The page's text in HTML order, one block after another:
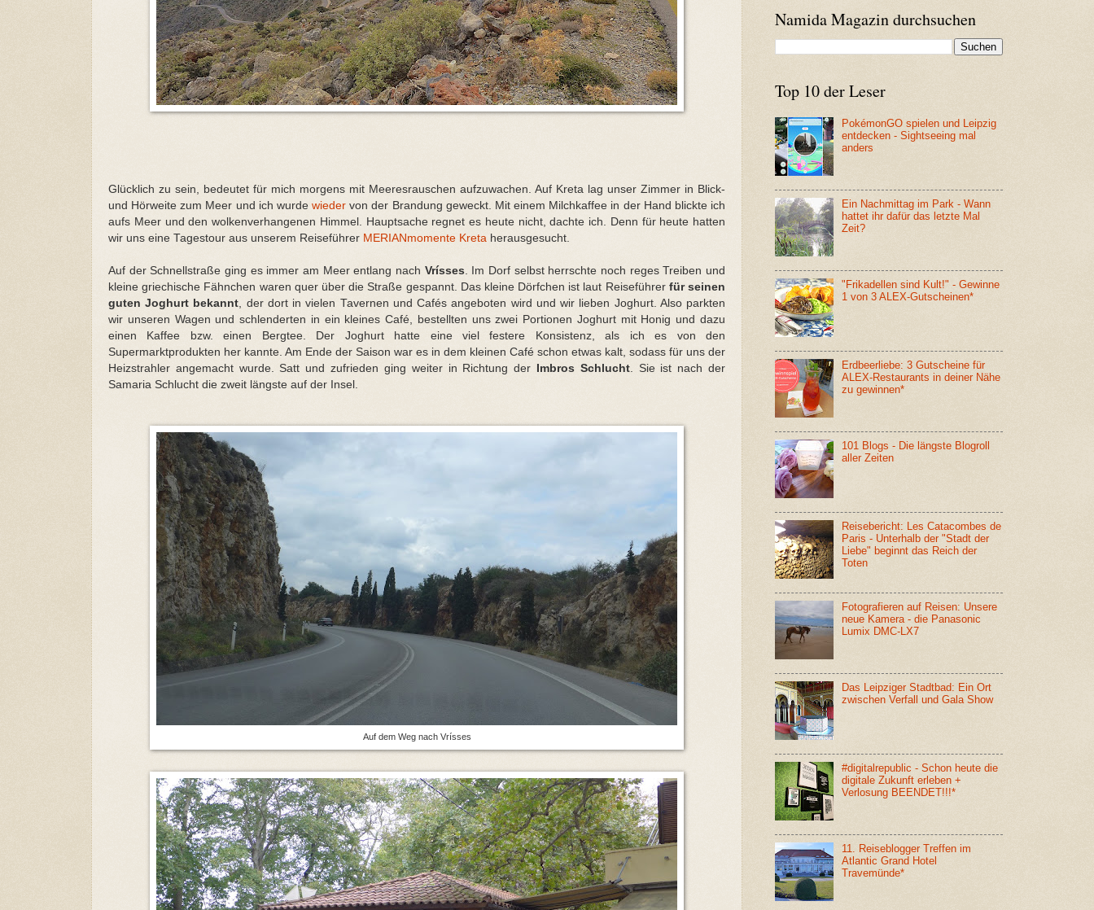
Glücklich zu sein, bedeutet für mich morgens mit Meeresrauschen aufzuwachen. Auf Kreta lag unser Zimmer in Blick-
und Hörweite zum Meer und ich wurdewieder von der Brandung geweckt. Mit einem Milchkaffee in der Hand blickte ich
aufs Meer und den wolkenverhangenen Himmel. Hauptsache regnet es heute nicht, dachte ich. Denn für heute hatten
wir uns eine Tagestour aus unserem Reiseführer MERIANmomente Kreta herausgesucht.
Auf der Schnellstraße ging es immer am Meer entlang nach Vrísses . Im Dorf selbst herrschte noch reges Treiben und
kleine griechische Fähnchen waren quer über die Straße gespannt. Das kleine Dörfchen ist laut Reiseführerfür seinen
guten Joghurt bekannt , der dort in vielen Tavernen und Cafés angeboten wird und wir lieben Joghurt. Also parkten
wir unseren Wagen und schlenderten in ein kleines Café, bestellten uns zwei Portionen Joghurt mit Honig und dazu
einen Kaffee bzw. einen Bergtee. Der Joghurt hatte eine viel festere Konsistenz, als ich es von den
Supermarktprodukten her kannte. Am Ende der Saison war es in dem kleinen Café schon etwas kalt, sodass für uns der
Heizstrahler angemacht wurde. Satt und zufrieden ging weiter in Richtung der Imbros Schlucht. Sie ist nach der
Samaria Schlucht die zweit längste auf der Insel.
Auf dem Weg nach Vrísses
Namida Magazin durchsuchen
Top 10 der Leser
PokémonGO spielen und Leipzig
entdecken - Sightseeing mal
anders
Ein Nachmittag im Park - Wann
hattet ihr dafür das letzte Mal
Zeit?
"Frikadellen sind Kult!" - Gewinne
1 von 3 ALEX-Gutscheinen*
Erdbeerliebe: 3 Gutscheine für
ALEX-Restaurants in deiner Nähe
zu gewinnen*
101 Blogs - Die längste Blogroll
aller Zeiten
Reisebericht: Les Catacombes de
Paris - Unterhalb der "Stadt der
Liebe" beginnt das Reich der
Toten
Fotografieren auf Reisen: Unsere
neue Kamera - die Panasonic
Lumix DMC-LX7
Das Leipziger Stadtbad: Ein Ort
zwischen Verfall und Gala Show
#digitalrepublic - Schon heute die
digitale Zukunft erleben +
Verlosung BEENDET!!!*
11. Reiseblogger Treffen im
Atlantic Grand Hotel
Travemünde*